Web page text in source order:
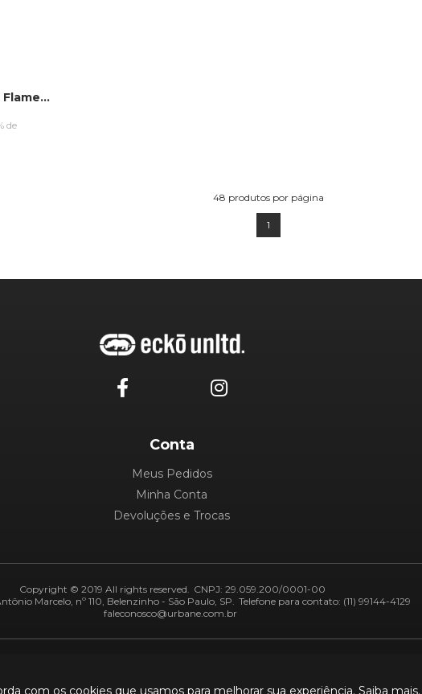
com os cookies que usamos para melhorar sua experiência. Saiba mais.
Boardshort HD Collab Flamengo Oficial Preto
de
48 produtos por página
1
Conta
Meus Pedidos
Minha Conta
Devoluções e Trocas
Copyright © 2019 All rights reserved. CNPJ: 29.059.200/0001-00
Marcelo, nº 110, Belenzinho - São Paulo, SP. Telefone para contato: (11) 99144-4129
faleconosco@urbane.com.br